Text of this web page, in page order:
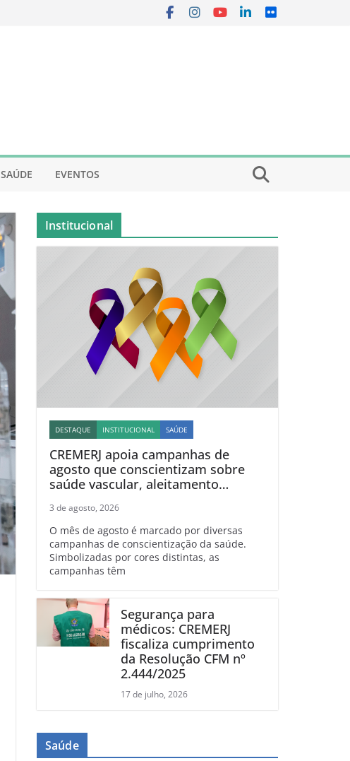
SAÚDE EVENTOS
Institucional
DESTAQUE INSTITUCIONAL SAÚDE
CREMERJ apoia campanhas de
agosto que conscientizam sobre
saúde vascular, aleitamento
linfoma
3 de agosto, 2026
O mês de agosto é marcado por diversas
campanhas de conscientização da saúde.
Simbolizadas por cores distintas, as
campanhas têm
Segurança para
médicos: CREMERJ
fiscaliza cumprimento
da Resolução CFM nº
2.444/2025
17 de julho, 2026
Saúde